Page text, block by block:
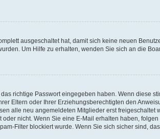
ausgeschaltet hat, damit sich keine neuen
Um Hilfe zu erhalten, wenden Sie sich an die
richtige Passwort eingegeben haben. Wenn diese
Eltern oder Ihrer Erziehungsberechtigten den
alle neu angemeldeten Mitglieder erst
nicht. Wenn Sie eine E-Mail erhalten haben,
Filter blockiert wurde. Wenn Sie sich sicher sind,